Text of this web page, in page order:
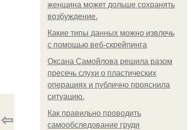
женщина может дольше сохранять
возбуждение.
Какие типы данных можно извлечь
с помощью веб-скрейпинга
Оксана Самойлова решила разом
пресечь слухи о пластических
операциях и публично прояснила
ситуацию.
Как правильно проводить
самообследование груди
⇦